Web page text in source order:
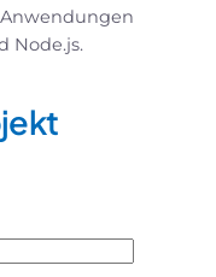
Node.js.